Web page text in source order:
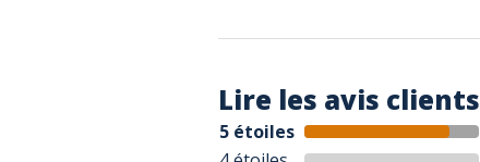
Lire les avis clients
5 étoiles